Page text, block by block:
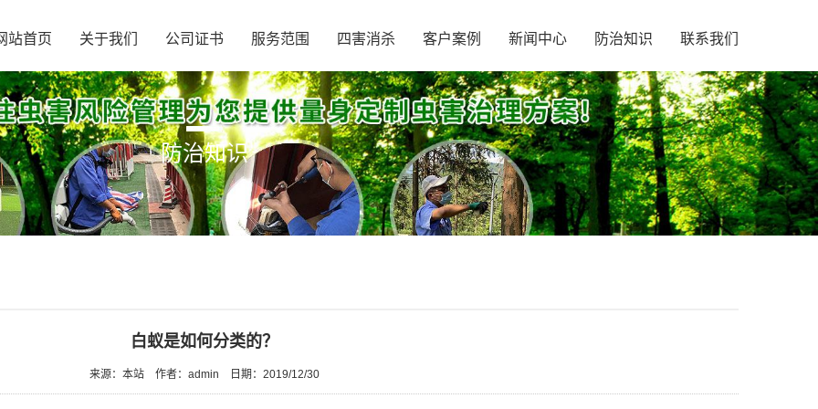
站首页 关于我们 公司证书 服务范围 四害消杀 客户案例 新闻中心 防治知识 联系我们
防治知识
白蚁是如何分类的？
来源：本站 作者：admin 日期：2019/12/30